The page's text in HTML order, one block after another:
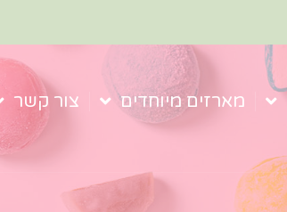
מארזים מיוחדים צור קשר